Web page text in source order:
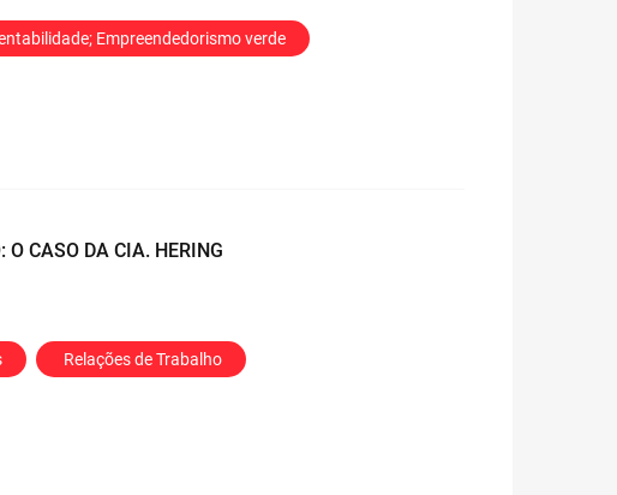
Empreendedorismo verde
O CASO DA CIA. HERING
Relações de Trabalho